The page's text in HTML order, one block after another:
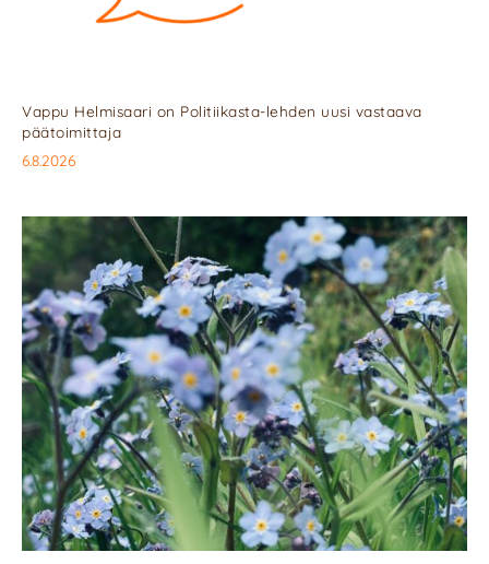
Vappu Helmisaari on Politiikasta-lehden uusi vastaava
päätoimittaja
6.8.2026